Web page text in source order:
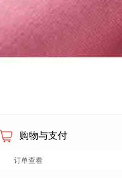
购物与支付
订单查看